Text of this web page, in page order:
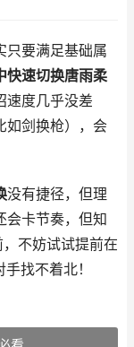
只要满足基础属
快速切换唐雨柔
速度几乎没差
如剑换枪），会
没有捷径，但理
会卡节奏，但知
不妨试试提前在
找不着北！